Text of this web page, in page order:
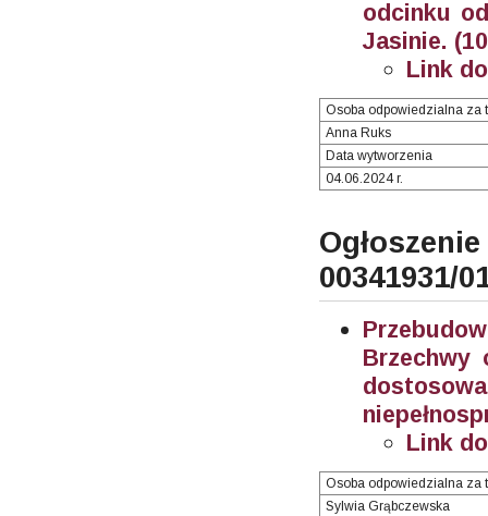
odcinku
Jasinie.
Link
Osoba odpowiedzialna za
Anna Ruks
Data wytworzenia
04.06.2024 r.
00341931/
Brzechwy
Link
Osoba odpowiedzialna za
Sylwia Grąbczewska